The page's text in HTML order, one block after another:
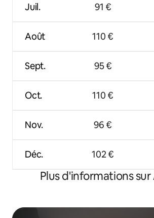
Juil.
Août
Sept.
Oct.
Nov.
Déc.
91 €
110 €
95 €
110 €
96 €
102 €
Plus d'informations